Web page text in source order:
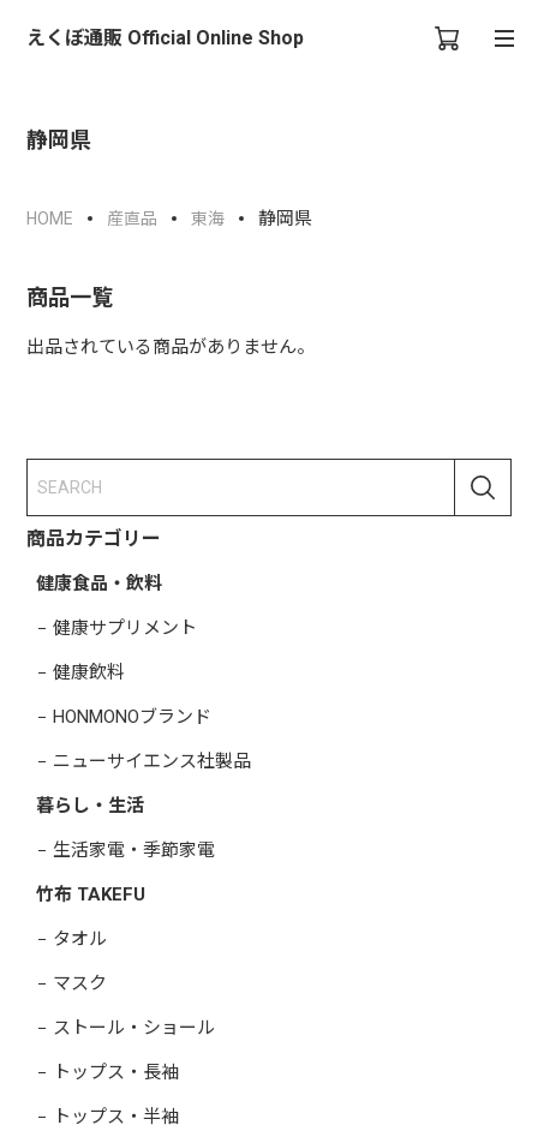
えくぼ通販 Official Online Shop
静岡県
商品カテゴリー
健康食品・飲料
健康サプリメント
健康飲料
HONMONOブランド
ニューサイエンス社製品
暮らし・生活
生活家電・季節家電
竹布 TAKEFU
タオル
マスク
ストール・ショール
トップス・長袖
トップス・半袖
HOME 産直品 東海 静岡県
商品一覧
出品されている商品がありません。